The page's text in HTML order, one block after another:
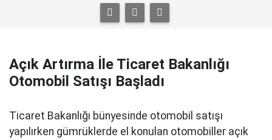
Açık Artırma İle Ticaret Bakanlığı
Otomobil Satışı Başladı
Ticaret Bakanlığı bünyesinde otomobil satışı
yapılırken gümrüklerde el konulan otomobiller açık